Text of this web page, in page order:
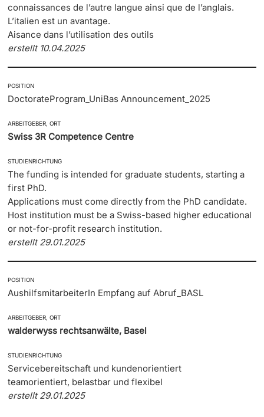
connaissances de l’autre langue ainsi que de l’anglais.
L’italien est un avantage.
Aisance dans l’utilisation des outils
erstellt 10.04.2025
POSITION
DoctorateProgram_UniBas Announcement_2025
ARBEITGEBER, ORT
Swiss 3R Competence Centre
STUDIENRICHTUNG
The funding is intended for graduate students, starting a
first PhD.
Applications must come directly from the PhD candidate.
Host institution must be a Swiss-based higher educational
or not-for-profit research institution.
erstellt 29.01.2025
POSITION
AushilfsmitarbeiterIn Empfang auf Abruf_BASL
ARBEITGEBER, ORT
walderwyss rechtsanwälte, Basel
STUDIENRICHTUNG
Servicebereitschaft und kundenorientiert
teamorientiert, belastbar und flexibel
erstellt 29.01.2025